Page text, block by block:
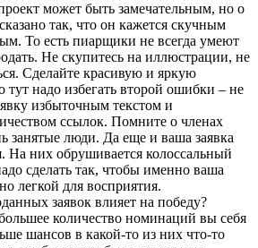
может быть замечательным, но о
так, что он кажется скучным
То есть пиарщики не всегда умеют
Не скупитесь на иллюстрации, не
Сделайте красивую и яркую
надо избегать второй ошибки – не
избыточным текстом и
ссылок. Помните о членах
люди. Да еще и ваша заявка
На них обрушивается колоссальный
сделать так, чтобы именно ваша
легкой для восприятия.
заявок влияет на победу?
количество номинаций вы себя
шансов в какой-то из них что-то